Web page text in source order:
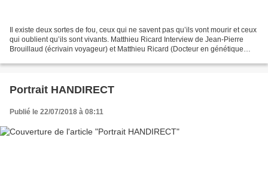
Il existe deux sortes de fou, ceux qui ne savent pas qu’ils vont mourir et ceux
qui oublient qu’ils sont vivants. Matthieu Ricard Interview de Jean-Pierre
Brouillaud (écrivain voyageur) et Matthieu Ricard (Docteur en génétique
Portrait HANDIRECT
Publié le 22/07/2018 à 08:11